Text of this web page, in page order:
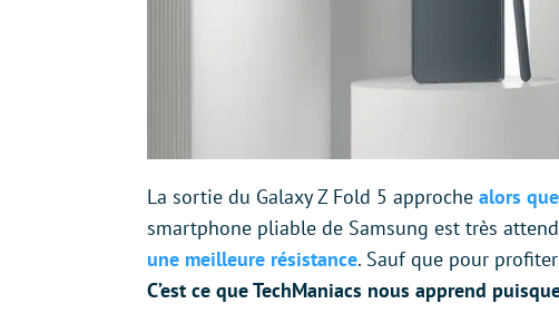
La sortie du Galaxy Z Fold 5 approche alors
smartphone pliable de Samsung est très
une meilleure résistance. Sauf que pour
C’est ce que TechManiacs nous apprend